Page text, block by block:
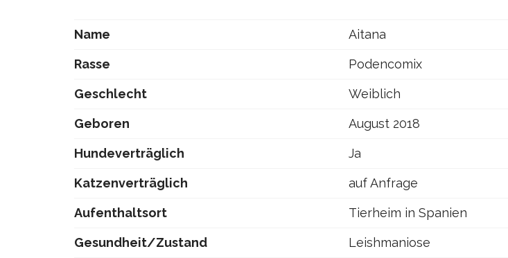
Name Aitana
Rasse Podencomix
Geschlecht Weiblich
Geboren August 2018
Hundeverträglich Ja
Katzenverträglich auf Anfrage
Aufenthaltsort Tierheim in Spanien
Gesundheit/Zustand Leishmaniose